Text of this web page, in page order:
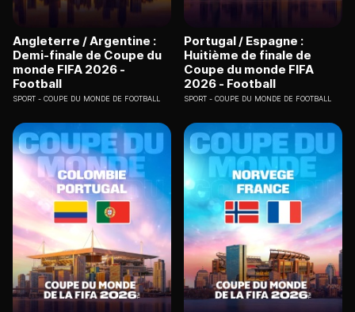
Angleterre / Argentine :
Demi-finale de Coupe du
monde FIFA 2026 -
Football
SPORT COUPE DU MONDE DE FOOTBALL
Portugal / Espagne :
Huitième de finale de
Coupe du monde FIFA
2026 - Football
SPORT COUPE DU MONDE DE FOOTBALL